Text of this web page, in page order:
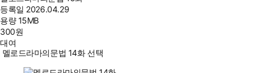
등록일 2026.04.29
용량15MB
300원
대여
멜로드라마의문법 14화 선택